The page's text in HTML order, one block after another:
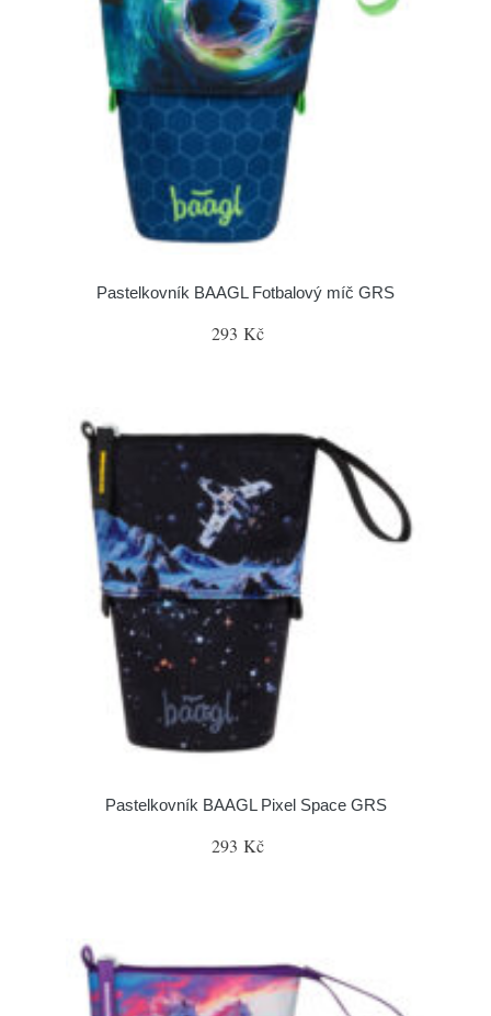
Pastelkovník BAAGL Fotbalový míč GRS
293 Kč
Pastelkovník BAAGL Pixel Space GRS
293 Kč